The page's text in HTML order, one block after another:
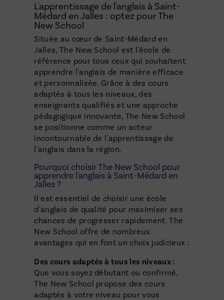
L'apprentissage de l'anglais à Saint-
Médard en Jalles : optez pour The
New School
Située au cœur de Saint-Médard en
Jalles, The New School est l'école de
référence pour tous ceux qui souhaitent
apprendre l'anglais de manière efficace
et personnalisée. Grâce à des cours
adaptés à tous les niveaux, des
enseignants qualifiés et une approche
pédagogique innovante, The New School
se positionne comme un acteur
incontournable de l'apprentissage de
l'anglais dans la région.
Pourquoi choisir The New School pour
apprendre l'anglais à Saint-Médard en
Jalles ?
Il est essentiel de choisir une école
d'anglais de qualité pour maximiser ses
chances de progresser rapidement. The
New School offre de nombreux
avantages qui en font un choix judicieux :
Des cours adaptés à tous les niveaux :
Que vous soyez débutant ou confirmé,
The New School propose des cours
adaptés à votre niveau pour vous